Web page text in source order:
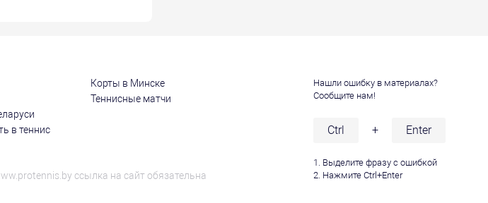
в теннис
Корты в Минске
Теннисные матчи
ссылка на сайт обязательна
Нашли ошибку в материалах?
Сообщите нам!
Ctrl + Enter
1. Выделите фразу с ошибкой
2. Нажмите Ctrl+Enter